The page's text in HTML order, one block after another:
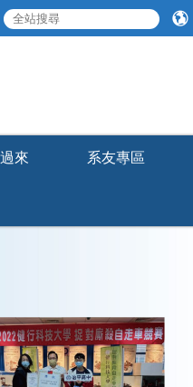
來 系友專區